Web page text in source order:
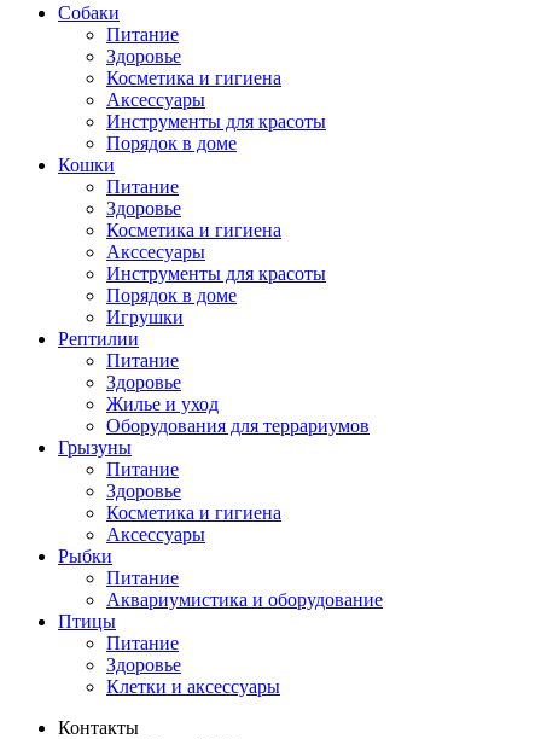
Собаки
Питание
Здоровье
Косметика и гигиена
Аксессуары
Инструменты для красоты
Порядок в доме
Кошки
Питание
Здоровье
Косметика и гигиена
Акссесуары
Инструменты для красоты
Порядок в доме
Игрушки
Рептилии
Питание
Здоровье
Жилье и уход
Оборудования для террариумов
Грызуны
Питание
Здоровье
Косметика и гигиена
Аксессуары
Рыбки
Питание
Аквариумистика и оборудование
Птицы
Питание
Здоровье
Клетки и аксессуары
Контакты